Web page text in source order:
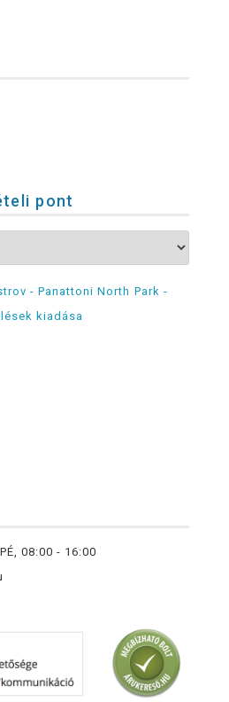
pont
- Panattoni North Park -
kiadása
08:00 - 16:00